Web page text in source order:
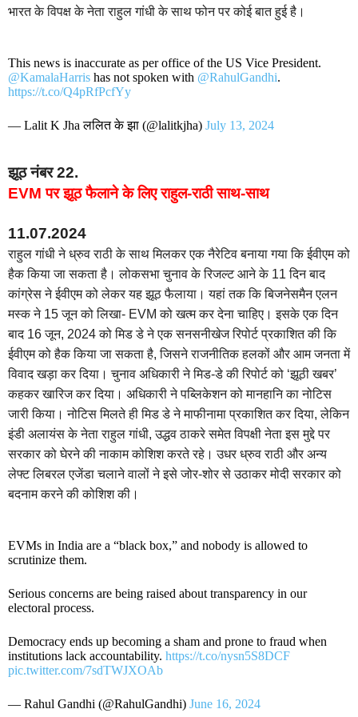
भारत के विपक्ष के नेता राहुल गांधी के साथ फोन पर कोई बात हुई है।
This news is inaccurate as per office of the US Vice President.
@KamalaHarris has not spoken with @RahulGandhi.
https://t.co/Q4pRfPcfYy
— Lalit K Jha ललित के झा (@lalitkjha) July 13, 2024
झूठ नंबर 22.
EVM पर झूठ फैलाने के लिए राहुल-राठी साथ-साथ
11.07.2024
राहुल गांधी ने ध्रुव राठी के साथ मिलकर एक नैरेटिव बनाया गया कि ईवीएम को
हैक किया जा सकता है। लोकसभा चुनाव के रिजल्ट आने के 11 दिन बाद
कांग्रेस ने ईवीएम को लेकर यह झूठ फैलाया। यहां तक कि बिजनेसमैन एलन
मस्क ने 15 जून को लिखा- EVM को खत्म कर देना चाहिए। इसके एक दिन
बाद 16 जून, 2024 को मिड डे ने एक सनसनीखेज रिपोर्ट प्रकाशित की कि
ईवीएम को हैक किया जा सकता है, जिसने राजनीतिक हलकों और आम जनता में
विवाद खड़ा कर दिया। चुनाव अधिकारी ने मिड-डे की रिपोर्ट को ‘झूठी खबर’
कहकर खारिज कर दिया। अधिकारी ने पब्लिकेशन को मानहानि का नोटिस
जारी किया। नोटिस मिलते ही मिड डे ने माफीनामा प्रकाशित कर दिया, लेकिन
इंडी अलायंस के नेता राहुल गांधी, उद्धव ठाकरे समेत विपक्षी नेता इस मुद्दे पर
सरकार को घेरने की नाकाम कोशिश करते रहे। उधर ध्रुव राठी और अन्य
लेफ्ट लिबरल एजेंडा चलाने वालों ने इसे जोर-शोर से उठाकर मोदी सरकार को
बदनाम करने की कोशिश की।
EVMs in India are a “black box,” and nobody is allowed to
scrutinize them.
Serious concerns are being raised about transparency in our
electoral process.
Democracy ends up becoming a sham and prone to fraud when
institutions lack accountability. https://t.co/nysn5S8DCF
pic.twitter.com/7sdTWJXOAb
— Rahul Gandhi (@RahulGandhi) June 16, 2024